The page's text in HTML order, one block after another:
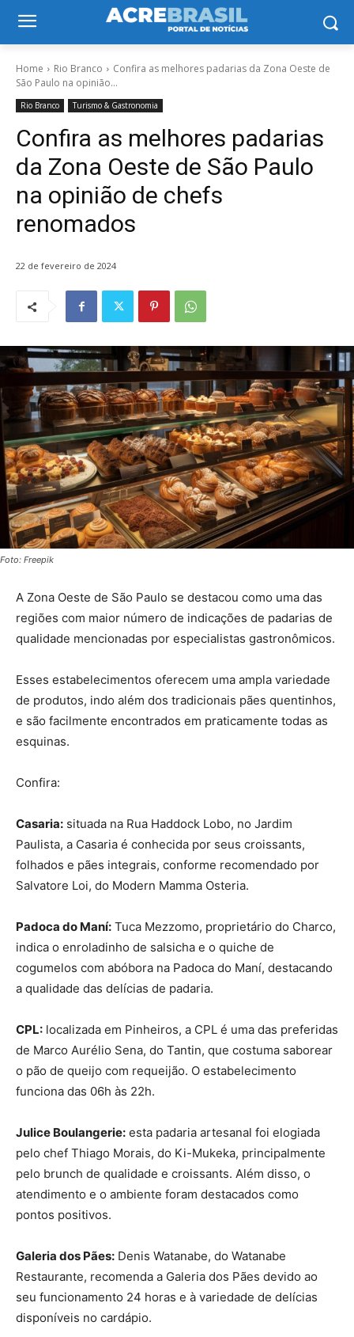
Home Rio Branco
Confira as melhores padarias da Zona Oeste de
São Paulo na opinião...
Rio Branco Turismo & Gastronomia
Confira as melhores padarias
da Zona Oeste de São Paulo
na opinião de chefs
renomados
22 de fevereiro de 2024
Foto: Freepik
A Zona Oeste de São Paulo se destacou como uma das
regiões com maior número de indicações de padarias de
qualidade mencionadas por especialistas gastronômicos.
Esses estabelecimentos oferecem uma ampla variedade
de produtos, indo além dos tradicionais pães quentinhos,
e são facilmente encontrados em praticamente todas as
esquinas.
Confira:
Casaria: situada na Rua Haddock Lobo, no Jardim
Paulista, a Casaria é conhecida por seus croissants,
folhados e pães integrais, conforme recomendado por
Salvatore Loi, do Modern Mamma Osteria.
Padoca do Maní: Tuca Mezzomo, proprietário do Charco,
indica o enroladinho de salsicha e o quiche de
cogumelos com abóbora na Padoca do Maní, destacando
a qualidade das delícias de padaria.
CPL: localizada em Pinheiros, a CPL é uma das preferidas
de Marco Aurélio Sena, do Tantin, que costuma saborear
o pão de queijo com requeijão. O estabelecimento
funciona das 06h às 22h.
Julice Boulangerie: esta padaria artesanal foi elogiada
pelo chef Thiago Morais, do Ki-Mukeka, principalmente
pelo brunch de qualidade e croissants. Além disso, o
atendimento e o ambiente foram destacados como
pontos positivos.
Galeria dos Pães: Denis Watanabe, do Watanabe
Restaurante, recomenda a Galeria dos Pães devido ao
seu funcionamento 24 horas e à variedade de delícias
disponíveis no cardápio.